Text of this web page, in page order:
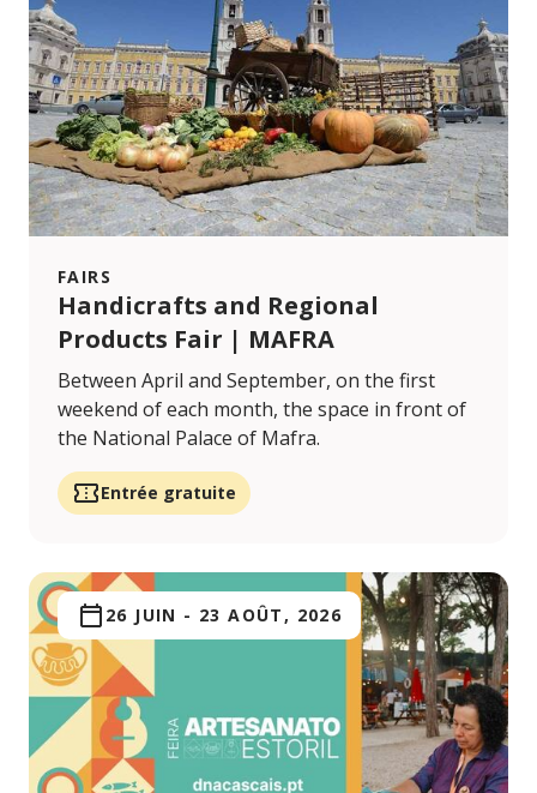
FAIRS
Handicrafts and Regional
Products Fair | MAFRA
Between April and September, on the first
weekend of each month, the space in front of
the National Palace of Mafra.
Entrée gratuite
26 JUIN - 23 AOÛT, 2026